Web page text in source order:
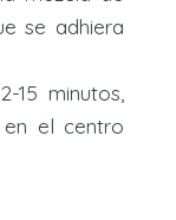
se adhiera
15 minutos,
el centro